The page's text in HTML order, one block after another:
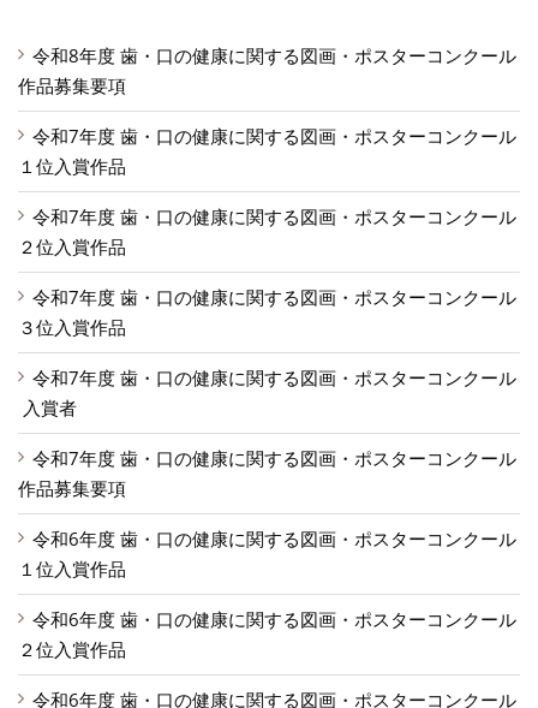
令和8年度 歯・口の健康に関する図画・ポスターコンクール
作品募集要項
令和7年度 歯・口の健康に関する図画・ポスターコンクール
１位入賞作品
令和7年度 歯・口の健康に関する図画・ポスターコンクール
２位入賞作品
令和7年度 歯・口の健康に関する図画・ポスターコンクール
３位入賞作品
令和7年度 歯・口の健康に関する図画・ポスターコンクール
入賞者
令和7年度 歯・口の健康に関する図画・ポスターコンクール
作品募集要項
令和6年度 歯・口の健康に関する図画・ポスターコンクール
１位入賞作品
令和6年度 歯・口の健康に関する図画・ポスターコンクール
２位入賞作品
令和6年度 歯・口の健康に関する図画・ポスターコンクール